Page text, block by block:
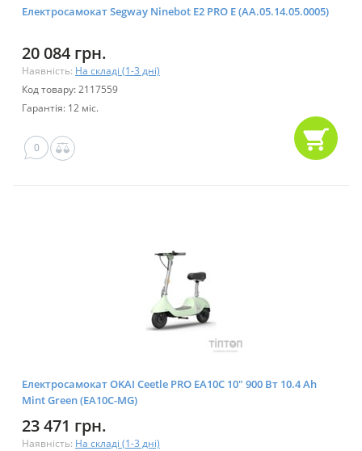
Електросамокат Segway Ninebot E2 PRO E (AA.05.14.05.0005)
20 084 грн.
Наявність: На складі (1-3 дні)
Код товару: 2117559
Гарантія: 12 міс.
0
Електросамокат OKAI Ceetle PRO EA10C 10" 900 Вт 10.4 Ah
Mint Green (EA10C-MG)
23 471 грн.
Наявність: На складі (1-3 дні)